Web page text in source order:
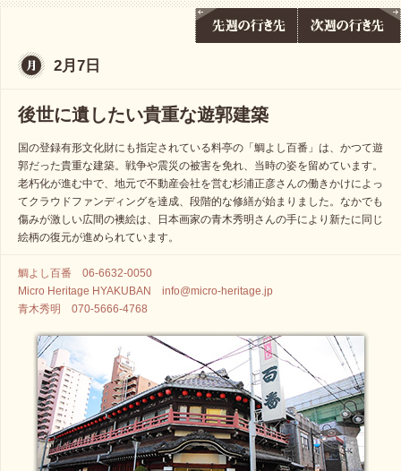
2月7日
後世に遺したい貴重な遊郭建築
国の登録有形文化財にも指定されている料亭の「鯛よし百番」は、かつて遊
郭だった貴重な建築。戦争や震災の被害を免れ、当時の姿を留めています。
老朽化が進む中で、地元で不動産会社を営む杉浦正彦さんの働きかけによっ
てクラウドファンディングを達成、段階的な修繕が始まりました。なかでも
傷みが激しい広間の襖絵は、日本画家の青木秀明さんの手により新たに同じ
絵柄の復元が進められています。
鯛よし百番 06-6632-0050
Micro Heritage HYAKUBAN info@micro-heritage.jp
青木秀明 070-5666-4768